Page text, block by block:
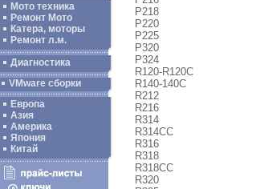
Мото техника
Ремонт Мото
Катера, моторы
Ремонт л.м.
Диагностика
VMware сборки
Европа
Азия
Америка
Япония
Китай
P218
P220
P225
P320
P324
R120-R120C
R140-140C
R212
R216
R314
R314CC
R316
R318
R318CC
R320